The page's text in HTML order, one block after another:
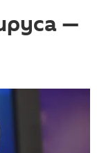
—